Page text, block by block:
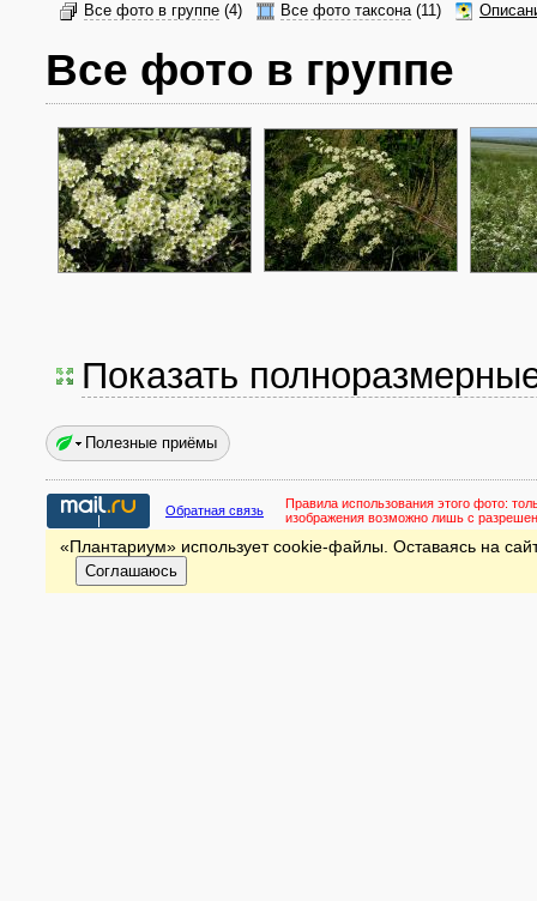
Все фото в группе (4) Все фото таксона(11)
Все фото в группе
Показать
Полезные приёмы
Обратная связь Правила использования этого фото:
изображения возможно лишь с
«Плантариум» использует cookie-файлы. Оставаясь на
Соглашаюсь